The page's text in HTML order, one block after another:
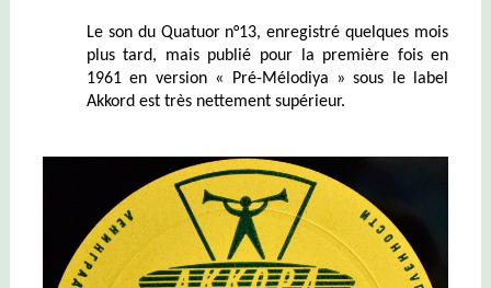
Le son du Quatuor n°13, enregistré quelques mois
plus tard, mais publié pour la première fois en
1961 en version « Pré-Mélodiya » sous le label
Akkord est très nettement supérieur.